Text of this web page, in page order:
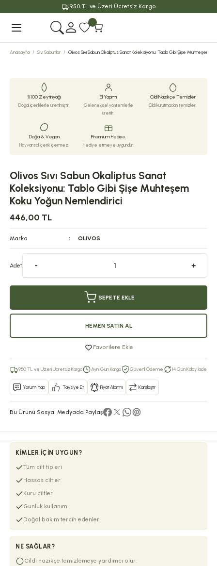
950 TL ve Üzeri Ücretsiz Kargo
Geri Dön
Anasayfa Sıvı Sabunlar Olivos Sıvı Sabun Okaliptus Sanat Koleksiyonu: Tablo Gibi Şişe Muhteşem
%100 Zeytinyağı
Doğal içeriklerle üretilmiştir.
El Yapımı
Geleneksel yöntemlerle
üretilir.
Cildi Nazikçe Temizler
Cildi kurutmadan temizler.
Doğal & Vegan
Hayvansal içerik içermez.
Premium Hediye
Hediye etmeye uygundur.
Olivos Sıvı Sabun Okaliptus Sanat
Koleksiyonu: Tablo Gibi Şişe Muhteşem
Koku Yoğun Nemlendirici
446,00 TL
Marka OLIVOS
Adet
SEPETE EKLE
HEMEN SATIN AL
Favorilere Ekle
950 TL ve Üzeri Ücretsiz Kargo Aynı Gün Kargo Güvenli Ödeme 14 Gün Kolay İade
Yorum Yap Tavsiye Et Fiyat Alarmı Karşılaştır
Bu Ürünü Sosyal Medyada Paylaş
KIMLER İÇIN UYGUN?
Tüm cilt tipleri
Hassas ciltler
Kuru ciltler
Günlük kullanım
Doğal bakım tercih edenler
NE SAĞLAR?
Cildi nazikçe temizlemeye yardımcı olur.